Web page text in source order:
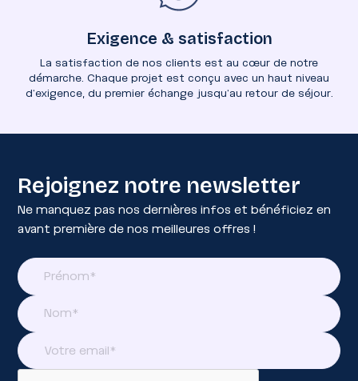
Exigence & satisfaction
La satisfaction de nos clients est au cœur de notre
démarche. Chaque projet est conçu avec un haut niveau
d’exigence, du premier échange jusqu’au retour de séjour.
Rejoignez notre newsletter
Ne manquez pas nos dernières infos et bénéficiez en
avant première de nos meilleures offres !